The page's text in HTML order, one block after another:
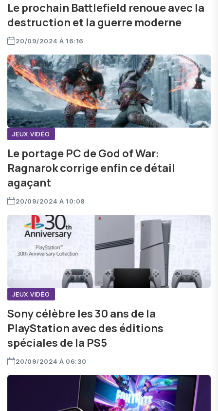
Le prochain Battlefield renoue avec la
destruction et la guerre moderne
20/09/2024 À 16:16
JEUX VIDÉO
Le portage PC de God of War:
Ragnarok corrige enfin ce détail
agaçant
20/09/2024 À 10:08
JEUX VIDÉO
Sony célèbre les 30 ans de la
PlayStation avec des éditions
spéciales de la PS5
20/09/2024 À 06:30